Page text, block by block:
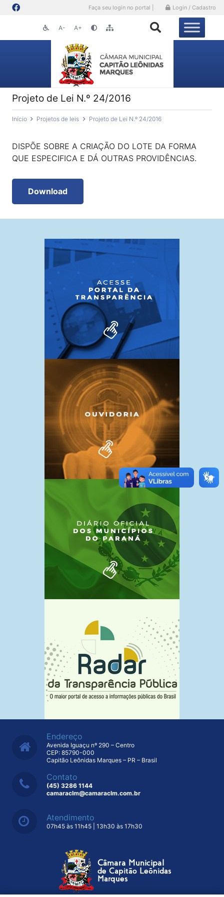
Faça seu login no portal | Login / Cadastro
A- A+
Projeto de Lei N.º 24/2016
Início Projetos de leis Projeto de Lei N.º 24/2016
DISPÕE SOBRE A CRIAÇÃO DO LOTE DA FORMA
QUE ESPECIFICA E DÁ OUTRAS PROVIDÊNCIAS.
Download
Endereço
Avenida Iguaçu nº 290 – Centro
CEP: 85790-000
Capitão Leônidas Marques – PR – Brasil
Contato
(45) 3286 1144
camaraclm@camaraclm.com.br
Atendimento
07h45 às 11h45 | 13h30 às 17h30